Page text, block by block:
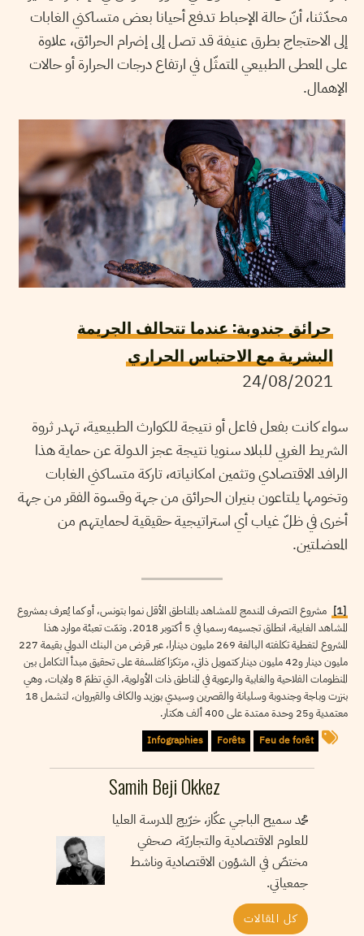
محدّثنا، أنّ حالة الإحباط تدفع أحيانا بعض متساكني الغابات
إلى الاحتجاج بطرق عنيفة قد تصل إلى إضرام الحرائق، علاوة
على المعطى الطبيعي المتمثّل في ارتفاع درجات الحرارة أو حالات
الإهمال.
حرائق جندوبة: عندما تتحالف الجريمة
البشرية مع الاحتباس الحراري
24/08/2021
سواء كانت بفعل فاعل أو نتيجة للكوارث الطبيعية، تهدر ثروة
الشريط الغربي للبلاد سنويا نتيجة عجز الدولة عن حماية هذا
الرافد الاقتصادي وتثمين امكانياته، تاركة متساكني الغابات
وتخومها يلتاعون بنيران الحرائق من جهة وقسوة الفقر من جهة
أخرى في ظلّ غياب أي استراتيجية حقيقية لحمايتهم من
المعضلتين.
[1]
مشروع التصرف المندمج للمشاهد بالمناطق الأقل نموا بتونس، أو كما يُعرف بمشروع
المشاهد الغابية، انطلق تجسيمه رسميا في 5 أكتوبر 2018. وتمّت تعبئة موارد هذا
المشروع لتغطية تكلفته البالغة 269 مليون دينارا، عبر قرض من البنك الدولي بقيمة 227
مليون دينار و42 مليون دينار كتمويل ذاتي، مرتكزا كفلسفة على تحقيق مبدأ التكامل بين
المنظومات الفلاحية والغابية والرعوية في المناطق ذات الأولوية، التي تظمّ 8 ولايات، وهي
بنزرت وباجة وجندوبة وسليانة والقصرين وسيدي بوزيد والكاف والقيروان، لتشمل 18
معتمدية و25 وحدة ممتدة على 400 ألف هكتار.
Feu de forêt
Forêts
Infographies
Samih Beji Okkez
محمد سميح الباجي عكّاز، خرّيج المدرسة العليا
للعلوم الاقتصادية والتجاريّة، صحفي
مختصّ في الشؤون الاقتصادية وناشط
جمعياتي.
كل المقالات